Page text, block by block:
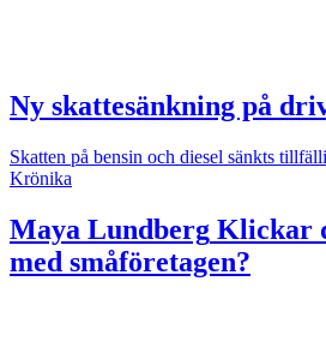
Ny skattesänkning på
Skatten på bensin och diesel sänkts
Krönika
Maya Lundberg Klickar
med småföretagen?